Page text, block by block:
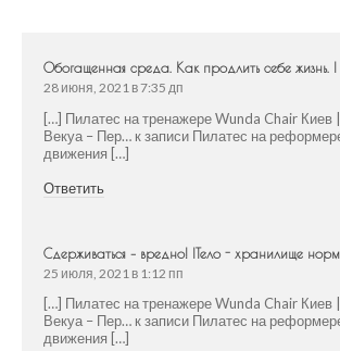
Обогащенная среда. Как продлить себе жизнь.
28 июня, 2021 в 7:35 дп
[…] Пилатес на тренажере Wunda Chair Киев
Векуа – Пер… к записи Пилатес на
движения […]
Ответить
Сдерживаться – вредно! |Тело - хранилище норм
25 июля, 2021 в 1:12 пп
[…] Пилатес на тренажере Wunda Chair Киев
Векуа – Пер… к записи Пилатес на
движения […]